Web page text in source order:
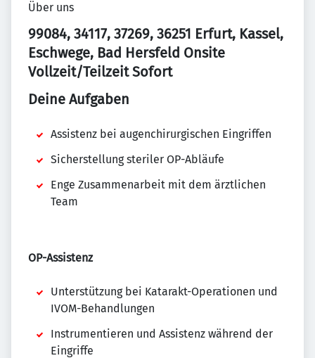
Über uns
99084, 34117, 37269, 36251 Erfurt, Kassel,
Eschwege, Bad Hersfeld Onsite
Vollzeit/Teilzeit Sofort
Deine Aufgaben
Assistenz bei augenchirurgischen Eingriffen
Sicherstellung steriler OP-Abläufe
Enge Zusammenarbeit mit dem ärztlichen
Team
OP-Assistenz
Unterstützung bei Katarakt-Operationen und
IVOM-Behandlungen
Instrumentieren und Assistenz während der
Eingriffe